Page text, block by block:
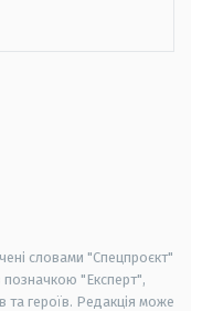
словами "Спецпроєкт"
позначкою "Експерт",
та героїв. Редакція може